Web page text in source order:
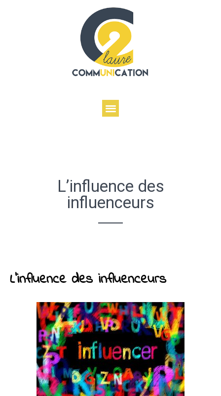
L’influence des
influenceurs
L’influence des influenceurs